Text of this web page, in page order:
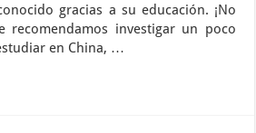
gracias a su educación. ¡No
recomendamos investigar un poco
en China, …